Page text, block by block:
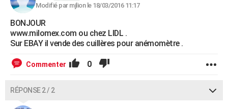
COPAINS D'AVANT
S'inscrire
Se connecter
Lycées
Collèges
Primaires
Universités
Entreprises
Service militaire
Avis de recherche
AVIS DE DÉCÈS
FORUM
Bricolage
Lifestyle
Culture
Sport
Auto
Television
Voyage
Cinema
Modifié par mjlion le 18/03/2016 11:17
BONJOUR
www.milomex.com ou chez LIDL .
Sur EBAY il vende des cuillères pour anémomètre .
Commenter 0
RÉPONSE 2 / 2